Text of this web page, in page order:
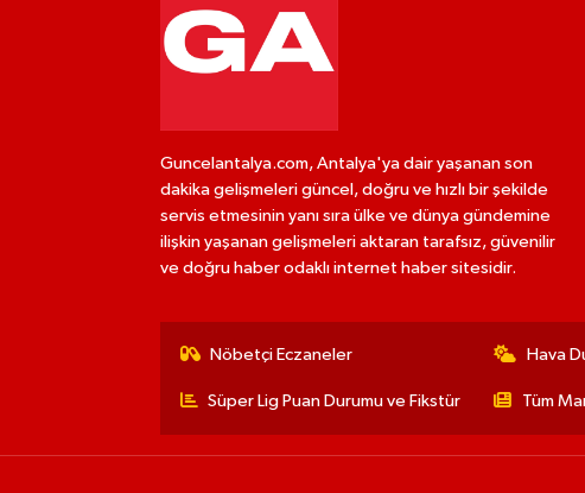
Guncelantalya.com, Antalya'ya dair yaşanan son
dakika gelişmeleri güncel, doğru ve hızlı bir şekilde
servis etmesinin yanı sıra ülke ve dünya gündemine
ilişkin yaşanan gelişmeleri aktaran tarafsız, güvenilir
ve doğru haber odaklı internet haber sitesidir.
Nöbetçi Eczaneler Hava
Süper Lig Puan Durumu ve Fikstür Tüm